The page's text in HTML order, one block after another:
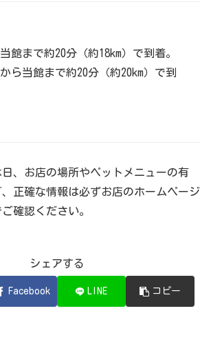
館まで約20分（約18km）で到着。
ら当館まで約20分（約20km）で到
、お店の場所やペットメニューの有
正確な情報は必ずお店のホームページ
確認ください。
シェアする
Facebook LINE コピー